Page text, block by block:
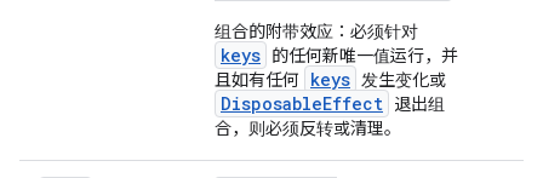
组合的附带效应：必须针对
keys 的任何新唯一值运行，并
且如有任何
keys 发生变化或
DisposableEffect 退出组
合，则必须反转或清理。